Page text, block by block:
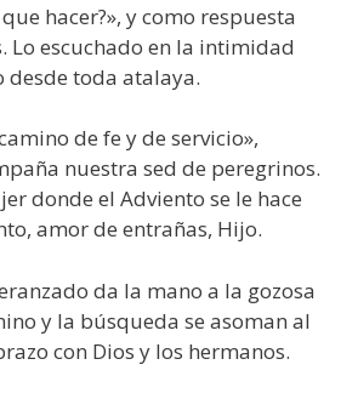
hacer?», y como respuesta
Lo escuchado en la intimidad
desde toda atalaya.
de fe y de servicio»,
nuestra sed de peregrinos.
donde el Adviento se le hace
amor de entrañas, Hijo.
da la mano a la gozosa
y la búsqueda se asoman al
con Dios y los hermanos.